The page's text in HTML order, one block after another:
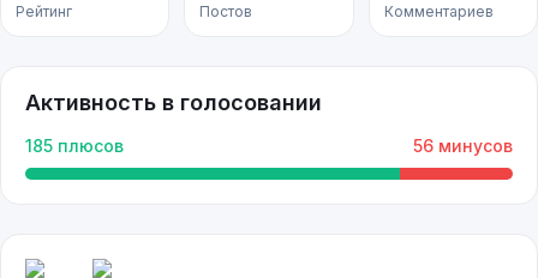
Рейтинг Постов Комментариев
Активность в голосовании
185 плюсов 56 минусов